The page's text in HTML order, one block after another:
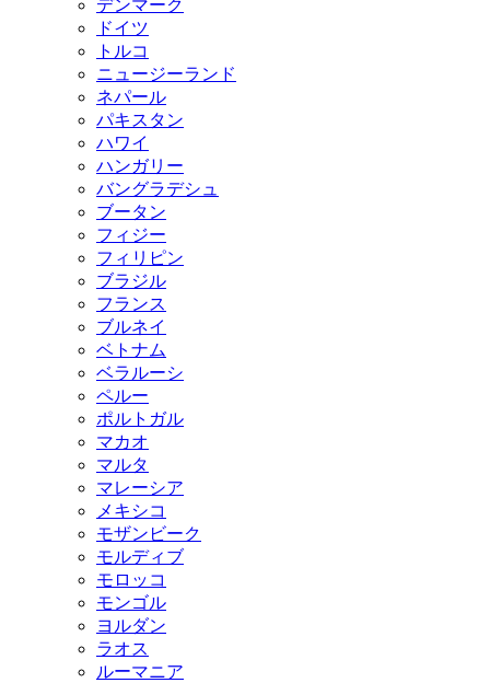
デンマーク
ドイツ
トルコ
ニュージーランド
ネパール
パキスタン
ハワイ
ハンガリー
バングラデシュ
ブータン
フィジー
フィリピン
ブラジル
フランス
ブルネイ
ベトナム
ベラルーシ
ペルー
ポルトガル
マカオ
マルタ
マレーシア
メキシコ
モザンビーク
モルディブ
モロッコ
モンゴル
ヨルダン
ラオス
ルーマニア